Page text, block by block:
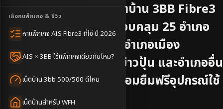
เลือกแพ็กเกจ & รีวิว
หาแพ็กเกจ AIS Fibre3 ที่ใช่ ปี 2026
AIS × 3BB ใช้แพ็คเกจเดียวกันไหม?
เน็ตบ้าน 3bb 500/500 ดีไหม
เน็ตบ้านสำหรับ WFH
บริการติดตั้งอินเทอร์เน็ตบ้าน 3BB Fibre3
จังหวัดอุบลราชธานีครอบคลุม 25 อำเภอ
อำเภอม่วงสามสิบ, อำเภอเมือง
อุบลราชธานี, อำเภอกุดข้าวปุ้น และอำเภออื่น
ๆติดตั้งฟรีทุกอำเภอ พร้อมยืมฟรีอุปกรณ์ใช้
งานตลอดอายุการใช้งาน